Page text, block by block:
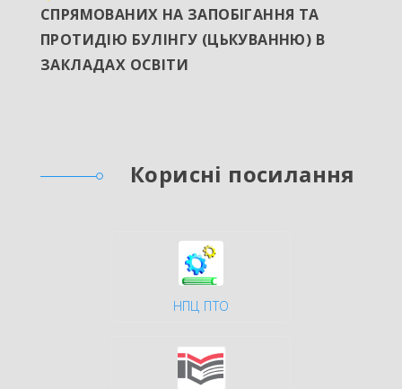
СПРЯМОВАНИХ НА ЗАПОБІГАННЯ ТА
ПРОТИДІЮ БУЛІНГУ (ЦЬКУВАННЮ) В
ЗАКЛАДАХ ОСВІТИ
Корисні посилання
НПЦ ПТО